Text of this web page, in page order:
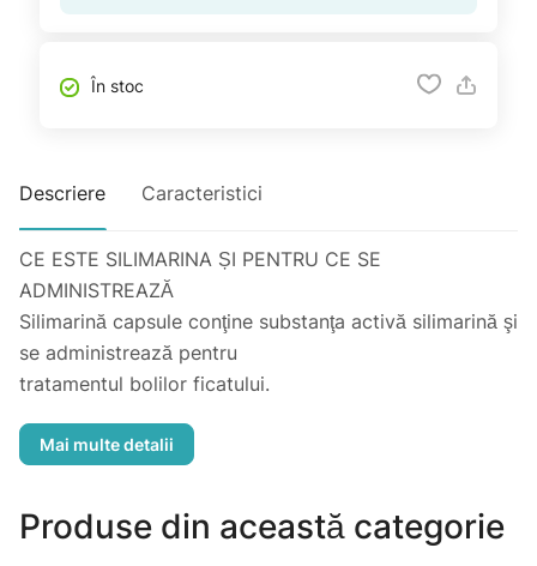
În stoc
Descriere Caracteristici
CE ESTE SILIMARINA ȘI PENTRU CE SE
ADMINISTREAZĂ
Silimarină capsule conţine substanţa activă silimarină şi
se administrează pentru
tratamentul bolilor ficatului.
- hepatită acută şi cronică;
- distrofii hepatice toxico-metabolice;
- afecţiuni hepatice provocate de medicamente,
Produse din această categorie